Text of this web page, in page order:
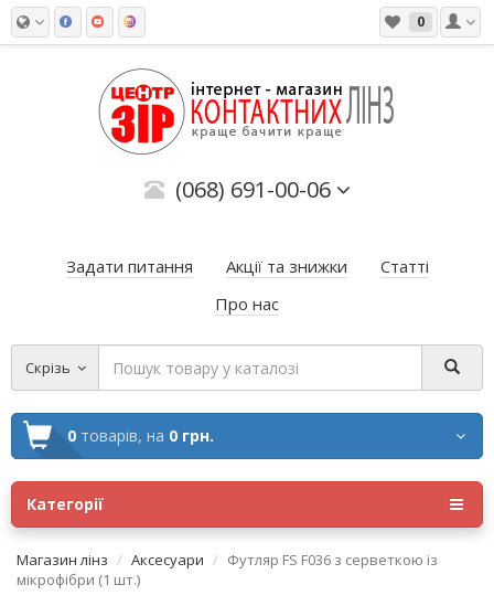
0
(068) 691-00-06
Задати питання Акції та знижки
Статті
Про нас
Скрізь
0 товарів, на 0 грн.
Категорії
Магазин лінз Аксесуари
Футляр FS F036 з серветкою із
мікрофібри (1 шт.)